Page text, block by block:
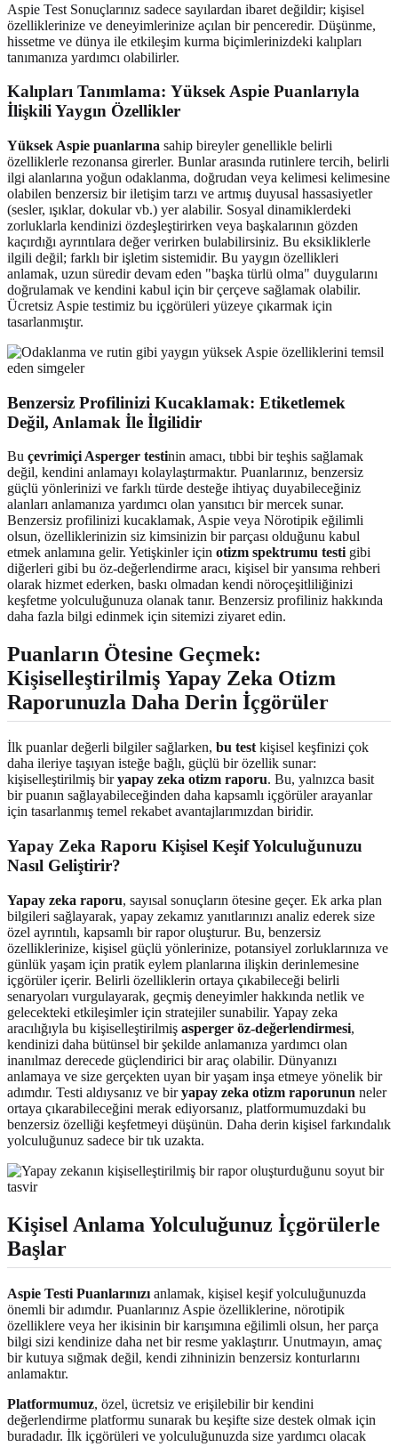
Aspie Test Sonuçlarınız sadece sayılardan ibaret değildir; kişisel
özelliklerinize ve deneyimlerinize açılan bir penceredir. Düşünme,
hissetme ve dünya ile etkileşim kurma biçimlerinizdeki kalıpları
tanımanıza yardımcı olabilirler.
Kalıpları Tanımlama: Yüksek Aspie Puanlarıyla
İlişkili Yaygın Özellikler
Yüksek Aspie puanlarına sahip bireyler genellikle belirli
özelliklerle rezonansa girerler. Bunlar arasında rutinlere tercih, belirli
ilgi alanlarına yoğun odaklanma, doğrudan veya kelimesi kelimesine
olabilen benzersiz bir iletişim tarzı ve artmış duyusal hassasiyetler
(sesler, ışıklar, dokular vb.) yer alabilir. Sosyal dinamiklerdeki
zorluklarla kendinizi özdeşleştirirken veya başkalarının gözden
kaçırdığı ayrıntılara değer verirken bulabilirsiniz. Bu eksikliklerle
ilgili değil; farklı bir işletim sistemidir. Bu yaygın özellikleri
anlamak, uzun süredir devam eden "başka türlü olma" duygularını
doğrulamak ve kendini kabul için bir çerçeve sağlamak olabilir.
Ücretsiz Aspie testimiz bu içgörüleri yüzeye çıkarmak için
tasarlanmıştır.
Benzersiz Profilinizi Kucaklamak: Etiketlemek
Değil, Anlamak İle İlgilidir
Bu çevrimiçi Asperger testinin amacı, tıbbi bir teşhis sağlamak
değil, kendini anlamayı kolaylaştırmaktır. Puanlarınız, benzersiz
güçlü yönlerinizi ve farklı türde desteğe ihtiyaç duyabileceğiniz
alanları anlamanıza yardımcı olan yansıtıcı bir mercek sunar.
Benzersiz profilinizi kucaklamak, Aspie veya Nörotipik eğilimli
olsun, özelliklerinizin siz kimsinizin bir parçası olduğunu kabul
etmek anlamına gelir. Yetişkinler için otizm spektrumu testi gibi
diğerleri gibi bu öz-değerlendirme aracı, kişisel bir yansıma rehberi
olarak hizmet ederken, baskı olmadan kendi nöroçeşitliliğinizi
keşfetme yolculuğunuza olanak tanır. Benzersiz profiliniz hakkında
daha fazla bilgi edinmek için sitemizi ziyaret edin.
Puanların Ötesine Geçmek:
Kişiselleştirilmiş Yapay Zeka Otizm
Raporunuzla Daha Derin İçgörüler
İlk puanlar değerli bilgiler sağlarken, bu test kişisel keşfinizi çok
daha ileriye taşıyan isteğe bağlı, güçlü bir özellik sunar:
kişiselleştirilmiş biryapay zeka otizm raporu. Bu, yalnızca basit
bir puanın sağlayabileceğinden daha kapsamlı içgörüler arayanlar
için tasarlanmış temel rekabet avantajlarımızdan biridir.
Yapay Zeka Raporu Kişisel Keşif Yolculuğunuzu
Nasıl Geliştirir?
Yapay zeka raporu, sayısal sonuçların ötesine geçer. Ek arka plan
bilgileri sağlayarak, yapay zekamız yanıtlarınızı analiz ederek size
özel ayrıntılı, kapsamlı bir rapor oluşturur. Bu, benzersiz
özelliklerinize, kişisel güçlü yönlerinize, potansiyel zorluklarınıza ve
günlük yaşam için pratik eylem planlarına ilişkin derinlemesine
içgörüler içerir. Belirli özelliklerin ortaya çıkabileceği belirli
senaryoları vurgulayarak, geçmiş deneyimler hakkında netlik ve
gelecekteki etkileşimler için stratejiler sunabilir. Yapay zeka
aracılığıyla bu kişiselleştirilmiş asperger öz-değerlendirmesi,
kendinizi daha bütünsel bir şekilde anlamanıza yardımcı olan
inanılmaz derecede güçlendirici bir araç olabilir. Dünyanızı
anlamaya ve size gerçekten uyan bir yaşam inşa etmeye yönelik bir
adımdır. Testi aldıysanız ve biryapay zeka otizm raporunun neler
ortaya çıkarabileceğini merak ediyorsanız, platformumuzdaki bu
benzersiz özelliği keşfetmeyi düşünün. Daha derin kişisel farkındalık
yolculuğunuz sadece bir tık uzakta.
Kişisel Anlama Yolculuğunuz İçgörülerle
Başlar
Aspie Testi Puanlarınızı anlamak, kişisel keşif yolculuğunuzda
önemli bir adımdır. Puanlarınız Aspie özelliklerine, nörotipik
özelliklere veya her ikisinin bir karışımına eğilimli olsun, her parça
bilgi sizi kendinize daha net bir resme yaklaştırır. Unutmayın, amaç
bir kutuya sığmak değil, kendi zihninizin benzersiz konturlarını
anlamaktır.
Platformumuz, özel, ücretsiz ve erişilebilir bir kendini
değerlendirme platformu sunarak bu keşifte size destek olmak için
buradadır. İlk içgörüleri ve yolculuğunuzda size yardımcı olacak